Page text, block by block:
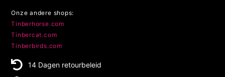
Onze andere shops:
Tinberhorse.com
Tinbercat.com
Tinberbirds.com
14 Dagen retourbeleid